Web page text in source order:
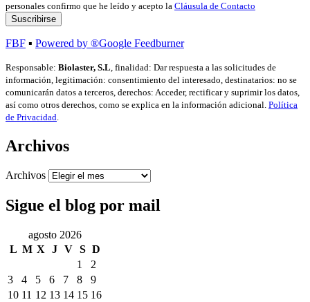
personales confirmo que he leído y acepto la Cláusula de Contacto
FBF ▪ Powered by ®Google Feedburner
Responsable: Biolaster, S.L, finalidad: Dar respuesta a las solicitudes de
información, legitimación: consentimiento del interesado, destinatarios: no se
comunicarán datos a terceros, derechos: Acceder, rectificar y suprimir los datos,
así como otros derechos, como se explica en la información adicional. Política
de Privacidad.
Archivos
Archivos
Sigue el blog por mail
agosto 2026
L M X J V S D
1
2
3
4 5 6 7 8
9
10 11 12 13 14 15 16